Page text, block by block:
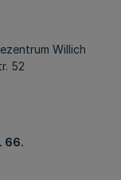
Willich
52
66.